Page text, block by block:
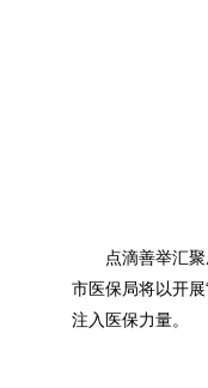
点滴善举汇
市医保局将以开
注入医保力量。